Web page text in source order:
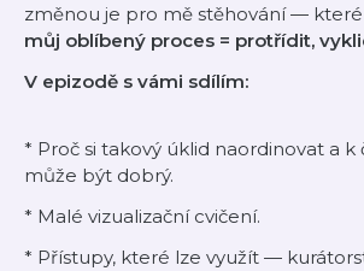
změnou je pro mě stěhování —
můj oblíbený proces = protřídit,
V epizodě s vámi sdílím:
* Proč si takový úklid naordinovat a k
může být dobrý.
* Malé vizualizační cvičení.
* Přístupy, které lze využít —